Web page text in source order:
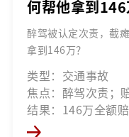
何帮他拿到146
醉驾被认定次责，截
拿到146万？
类型：交通事故
焦点：醉驾次责；
结果：146万全额